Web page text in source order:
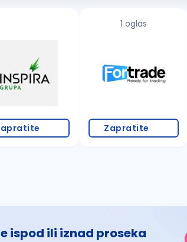
1 oglas
Zapratite
ispod ili iznad proseka